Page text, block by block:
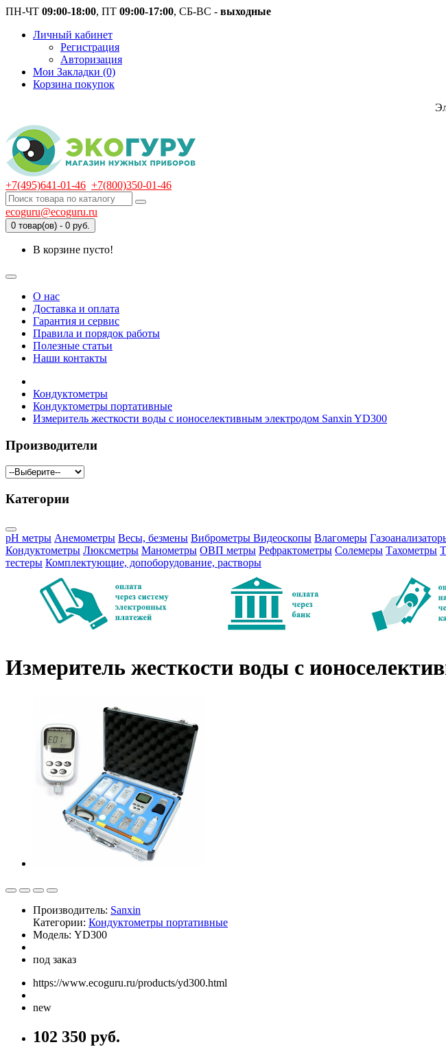
ПН-ЧТ 09:00-18:00, ПТ 09:00-17:00, СБ-ВС - выходные
Личный кабинет
Регистрация
Авторизация
Мои Закладки (0)
Корзина покупок
+7(495)641-01-46 +7(800)350-01-46
ecoguru@ecoguru.ru
0 товар(ов) - 0 руб.
В корзине пусто!
О нас
Доставка и оплата
Гарантия и сервис
Правила и порядок работы
Полезные статьи
Наши контакты
Кондуктометры
Кондуктометры портативные
Измеритель жесткости воды с ионоселективным электродом Sanxin YD300
Производители
Категории
pH метры Анемометры Весы, безмены Виброметры Видеоскопы Влагомеры
Кондуктометры Люксметры Манометры ОВП метры Рефрактометры Солемеры Тахометры
тестеры Комплектующие, допоборудование, растворы
Измеритель жесткости воды с
Производитель: Sanxin
Категории: Кондуктометры портативные
Модель: YD300
под заказ
https://www.ecoguru.ru/products/yd300.html
new
102 350 руб.